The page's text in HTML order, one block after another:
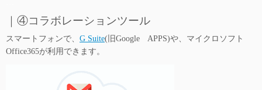
｜④コラボレーションツール
スマートフォンで、 G Suite(旧Google APPS)や、マイクロソフト
Office365が利用できます。